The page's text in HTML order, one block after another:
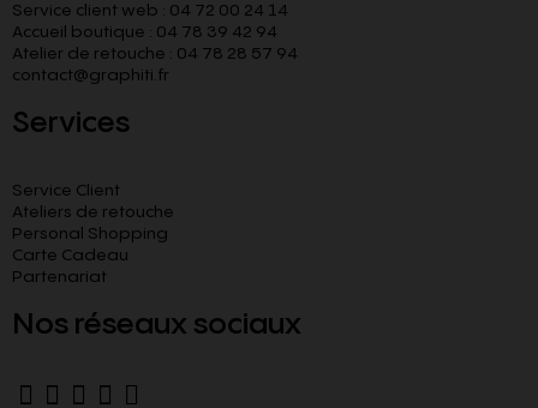
Service client web : 04 72 00 24 14
Accueil boutique : 04 78 39 42 94
Atelier de retouche : 04 78 28 57 94
contact@graphiti.fr
Services
Service Client
Ateliers de retouche
Personal Shopping
Carte Cadeau
Partenariat
Nos réseaux sociaux